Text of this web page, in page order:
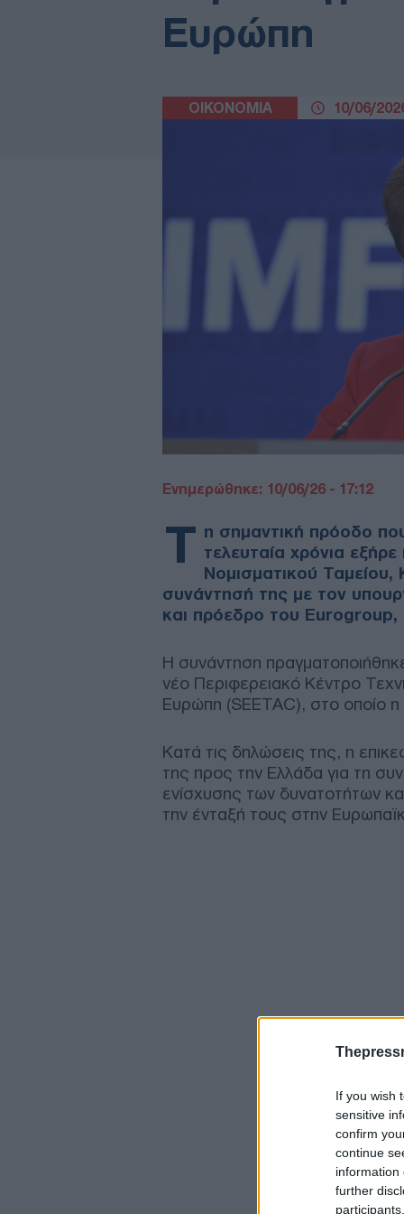
If you wish
sensitive
confirm
continue
information
further
Ευρώπη
ΟΙΚΟΝΟΜΙΑ 10/06/
Ενημερώθηκε: 10/06/26 - 17:12
Τ η σημαντική πρόοδο
τελευταία χρόνια
Νομισματικού Ταμείου,
συνάντησή της με τον
και πρόεδρο του Eurogroup,
Η συνάντηση
νέο Περιφερειακό Κέντρο
Ευρώπη (SEETAC), στο οποίο η
Κατά τις δηλώσεις της, η
της προς την Ελλάδα για τη
ενίσχυσης των δυνατοτήτων
την ένταξή τους στην